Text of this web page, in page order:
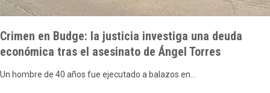
Crimen en Budge: la justicia investiga una deuda
económica tras el asesinato de Ángel Torres
Un hombre de 40 años fue ejecutado a balazos en…